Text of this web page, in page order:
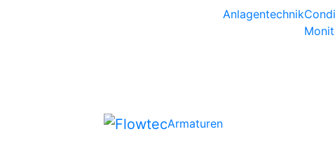
Armaturen
Anlagentechnik